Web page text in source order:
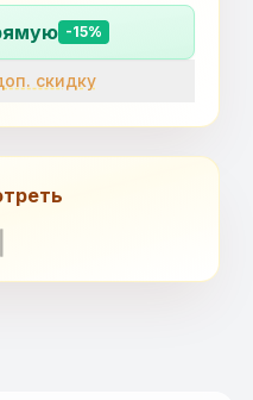
-15%
доп. скидку